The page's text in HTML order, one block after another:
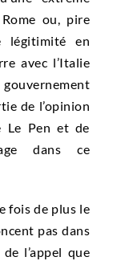
ou, pire
légitimité en
avec l’Italie
de l’opinion
Le Pen et de
dans ce
fois de plus le
pas dans
l’appel que